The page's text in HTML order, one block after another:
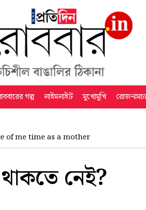
গল্প লাইমলাইট মুখোমুখি রোজনামচা
of me time as a mother
থাকতে নেই?